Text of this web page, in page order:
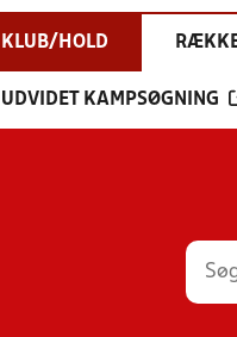
KLUB/HOLD
UDVIDET KAMPSØGNING